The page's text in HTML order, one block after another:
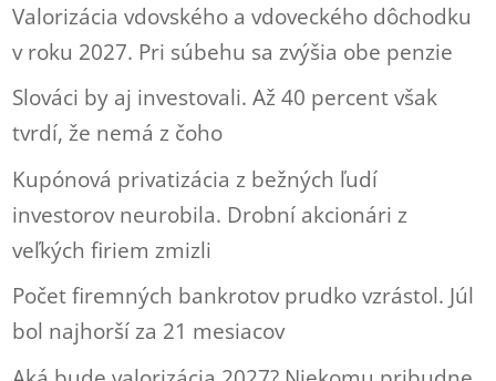
Valorizácia vdovského a vdoveckého dôchodku
v roku 2027. Pri súbehu sa zvýšia obe penzie
Slováci by aj investovali. Až 40 percent však
tvrdí, že nemá z čoho
Kupónová privatizácia z bežných ľudí
investorov neurobila. Drobní akcionári z
veľkých firiem zmizli
Počet firemných bankrotov prudko vzrástol. Júl
bol najhorší za 21 mesiacov